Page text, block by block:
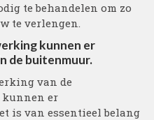
te behandelen om zo
te verlengen.
kunnen er
de buitenmuur.
van de
er
is van essentieel belang